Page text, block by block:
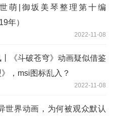
世萌|御坂美琴整理第十编
年）
2022-11-08
《斗破苍穹》动画疑似借鉴
》，msi图标乱入？
2022-11-08
世界动画，为何被观众默认